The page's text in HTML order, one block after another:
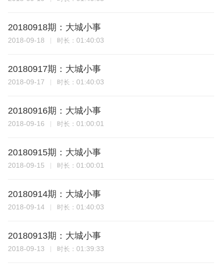
20180918期：大城小事
2018-09-18 时长： 01:40:03
20180917期：大城小事
2018-09-17 时长： 01:40:03
20180916期：大城小事
2018-09-16 时长： 01:00:01
20180915期：大城小事
2018-09-15 时长： 01:00:01
20180914期：大城小事
2018-09-14 时长： 01:40:03
20180913期：大城小事
2018-09-13 时长： 01:39:33